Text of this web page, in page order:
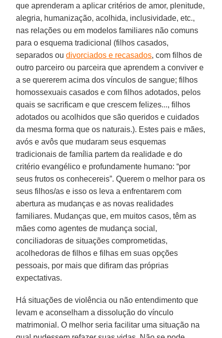
que aprenderam a aplicar critérios de amor, plenitude,
alegria, humanização, acolhida, inclusividade, etc.,
nas relações ou em modelos familiares não comuns
para o esquema tradicional (filhos casados,
separados oudivorciados e recasados, com filhos de
outro parceiro ou parceira que aprendem a conviver e
a se quererem acima dos vínculos de sangue; filhos
homossexuais casados e com filhos adotados, pelos
quais se sacrificam e que crescem felizes..., filhos
adotados ou acolhidos que são queridos e cuidados
da mesma forma que os naturais.). Estes pais e mães,
avós e avôs que mudaram seus esquemas
tradicionais de família partem da realidade e do
critério evangélico e profundamente humano: “por
seus frutos os conhecereis”. Querem o melhor para os
seus filhos/as e isso os leva a enfrentarem com
abertura as mudanças e as novas realidades
familiares. Mudanças que, em muitos casos, têm as
mães como agentes de mudança social,
conciliadoras de situações comprometidas,
acolhedoras de filhos e filhas em suas opções
pessoais, por mais que difiram das próprias
expectativas.
Há situações de violência ou não entendimento que
levam e aconselham a dissolução do vínculo
matrimonial. O melhor seria facilitar uma situação na